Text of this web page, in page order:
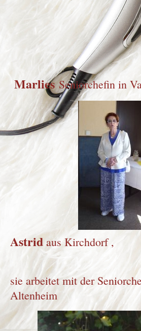
MarliesSeniorchefin in
Astridaus
sie arbeitet mit der
Altenheim